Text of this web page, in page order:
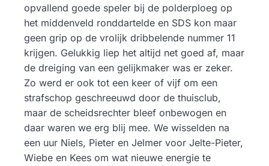
opvallend goede speler bij de polderploeg op
het middenveld ronddartelde en SDS kon maar
geen grip op de vrolijk dribbelende nummer 11
krijgen. Gelukkig liep het altijd net goed af, maar
de dreiging van een gelijkmaker was er zeker.
Zo werd er ook tot een keer of vijf om een
strafschop geschreeuwd door de thuisclub,
maar de scheidsrechter bleef onbewogen en
daar waren we erg blij mee. We wisselden na
een uur Niels, Pieter en Jelmer voor Jelte-Pieter,
Wiebe en Kees om wat nieuwe energie te